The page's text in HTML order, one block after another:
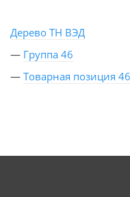
Дерево ТН ВЭД
— Группа 46
— Товарная позиция